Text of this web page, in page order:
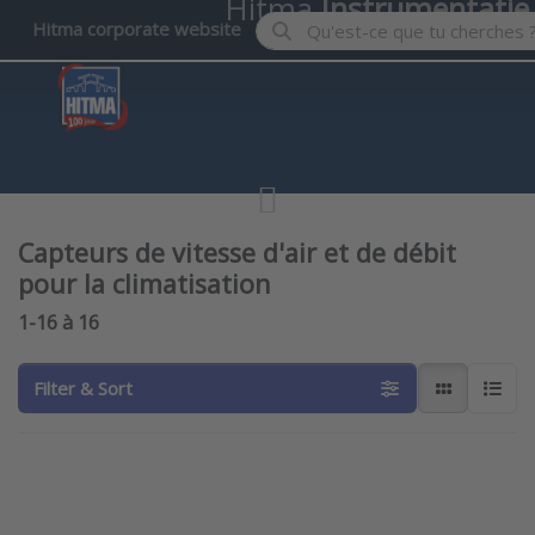
Hitma corporate website Enter a search term. Results
HitmaInstrumentatie
Capteurs de vitesse d'air et de débit
pour la climatisation
Search results:
1-16 à 16
Filter & Sort